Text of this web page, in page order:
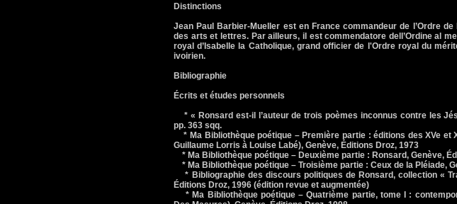
Distinctions
Jean Paul Barbier-Mueller est en France commandeur de l’Ordre
des arts et lettres. Par ailleurs, il est commendatore dell’Ordine al
royal d’Isabelle la Catholique, grand officier de l'Ordre royal du
ivoirien.
Bibliographie
Écrits et études personnels
* « Ronsard est-il l’auteur de trois poèmes inconnus contre les
pp. 363 sqq.
* Ma Bibliothèque poétique – Première partie : éditions des XVe et
Guillaume Lorris à Louise Labé), Genève, Éditions Droz, 1973
* Ma Bibliothèque poétique – Deuxième partie : Ronsard, Genève,
* Ma Bibliothèque poétique – Troisième partie : Ceux de la Pléiade,
* Bibliographie des discours politiques de Ronsard, collection «
Éditions Droz, 1996 (édition revue et augmentée)
* Ma Bibliothèque poétique – Quatrième partie, tome I :